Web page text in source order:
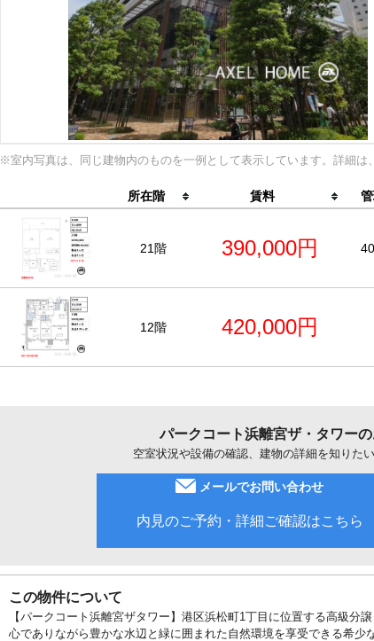
※室内写真は、同じ建物内のものを一例として表示しています。詳細は
所在階 賃料
21階 390,000円
12階 420,000円
パークコート浜離宮ザ・タワー
空室状況や設備の確認、建物の詳細を知りた
メールでお問い合わせ
内見のご予約・詳細ご確認はこちら
この物件について
【パークコート浜離宮ザタワー】港区浜松町1丁目に位置する高級
心でありながら豊かな水辺と緑に囲まれた自然環境を享受できる希